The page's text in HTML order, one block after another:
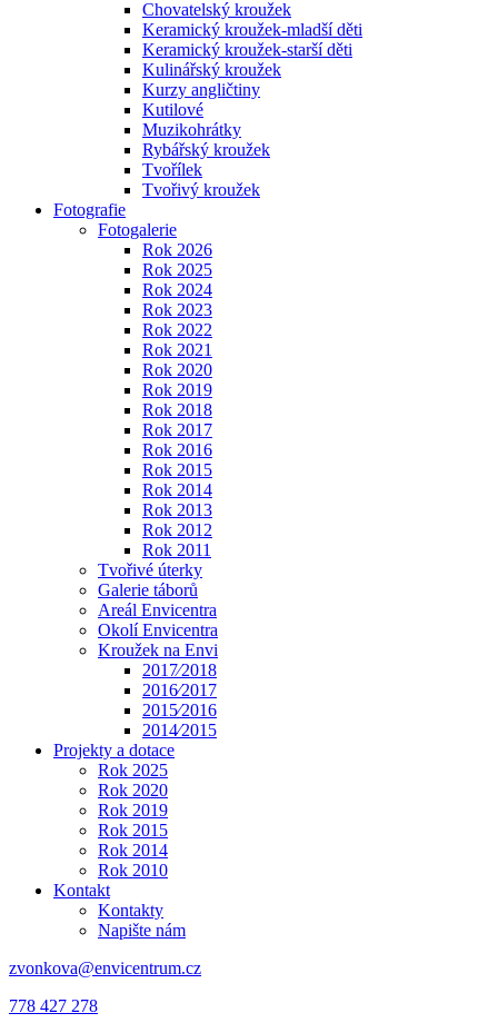
Chovatelský kroužek
Keramický kroužek-mladší děti
Keramický kroužek-starší děti
Kulinářský kroužek
Kurzy angličtiny
Kutilové
Muzikohrátky
Rybářský kroužek
Tvořílek
Tvořivý kroužek
Fotografie
Fotogalerie
Rok 2026
Rok 2025
Rok 2024
Rok 2023
Rok 2022
Rok 2021
Rok 2020
Rok 2019
Rok 2018
Rok 2017
Rok 2016
Rok 2015
Rok 2014
Rok 2013
Rok 2012
Rok 2011
Tvořivé úterky
Galerie táborů
Areál Envicentra
Okolí Envicentra
Kroužek na Envi
2017⁄2018
2016⁄2017
2015⁄2016
2014⁄2015
Projekty a dotace
Rok 2025
Rok 2020
Rok 2019
Rok 2015
Rok 2014
Rok 2010
Kontakt
Kontakty
Napište nám
zvonkova@envicentrum.cz
778 427 278